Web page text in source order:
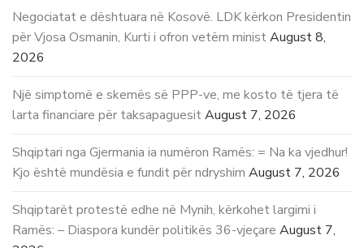
Negociatat e dështuara në Kosovë. LDK kërkon Presidentin
për Vjosa Osmanin, Kurti i ofron vetëm ministAugust 8,
2026
Një simptomë e skemës së PPP-ve, me kosto të tjera të
larta financiare për taksapaguesitAugust 7, 2026
Shqiptari nga Gjermania ia numëron Ramës: = Na ka vjedhur!
Kjo është mundësia e fundit për ndryshim August 7, 2026
Shqiptarët protestë edhe në Mynih, kërkohet largimi i
Ramës: – Diaspora kundër politikës 36-vjeçare August 7,